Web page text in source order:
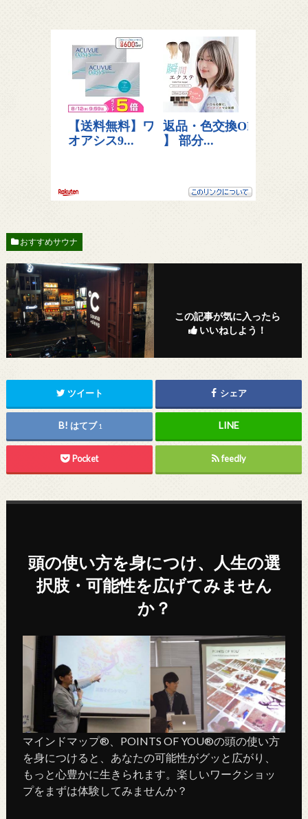
おすすめサウナ
この記事が気に入ったら
いいねしよう！
ツイート シェア
はてブ 1
Pocket feedly
頭の使い方を身につけ、人生の選
択肢・可能性を広げてみません
か？
マインドマップ®、POINTS OF YOU®の頭の使い方
を身につけると、あなたの可能性がグッと広がり、
もっと心豊かに生きられます。楽しいワークショッ
プをまずは体験してみませんか？